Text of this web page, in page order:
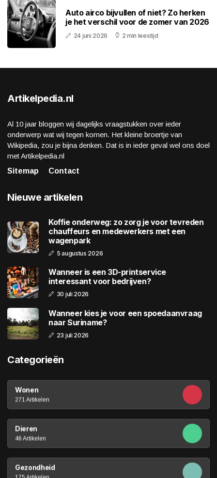
Auto airco bijvullen of niet? Zo herken
je het verschil voor de zomer van 2026
24 juni 2026 2 min leestijd
Artikelpedia.nl
Al 10 jaar bloggen wij dagelijks vraagstukken over ieder
onderwerp wat wij tegen komen. Het kleine broertje van
Wikipedia, zou je bijna denken. Dat is in ieder geval wel ons doel
met Artikelpedia.nl
Sitemap
Contact
Nieuwe artikelen
Koffie onderweg: zo zorg je voor tevreden
chauffeurs en medewerkers met een
wagenpark
5 augustus 2026
Wanneer is een 3D-printservice
interessant voor bedrijven?
30 juli 2026
Wanneer kies je voor een spoedaanvraag
naar Suriname?
23 juli 2026
Categorieën
Wonen
271 Artikelen
Dieren
46 Artikelen
Gezondheid